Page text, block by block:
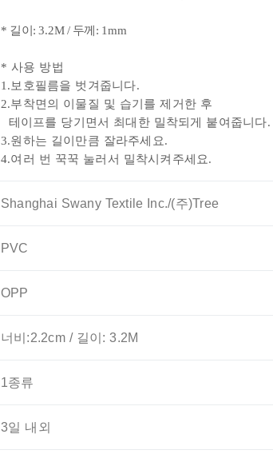
* 길이: 3.2M / 두께: 1mm
* 사용 방법
1.보호필름을 벗겨줍니다.
2.부착면의 이물질 및 습기를 제거한 후
테이프를 당기면서 최대한 밀착되게 붙여줍니다.
3.원하는 길이만큼 잘라주세요.
4.여러 번 꾹꾹 눌러서 밀착시켜주세요.
Shanghai Swany Textile Inc./(주)Tree
PVC
OPP
너비:2.2cm / 길이: 3.2M
1종류
3일 내외